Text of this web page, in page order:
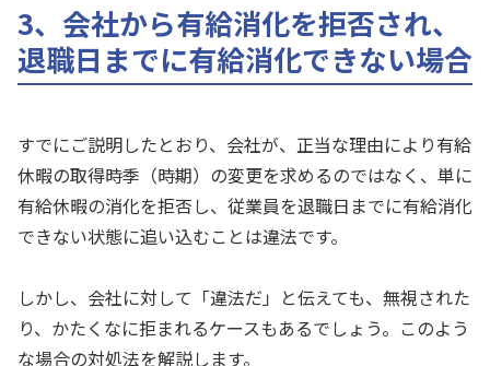
3、会社から有給消化を拒否され、
退職日までに有給消化できない場合
すでにご説明したとおり、会社が、正当な理由により有給
休暇の取得時季（時期）の変更を求めるのではなく、単に
有給休暇の消化を拒否し、従業員を退職日までに有給消化
できない状態に追い込むことは違法です。
しかし、会社に対して「違法だ」と伝えても、無視された
り、かたくなに拒まれるケースもあるでしょう。このよう
な場合の対処法を解説します。